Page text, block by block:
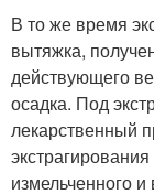
В то же время
вытяжка,
действующего
осадка. Под
лекарственный
измельченного